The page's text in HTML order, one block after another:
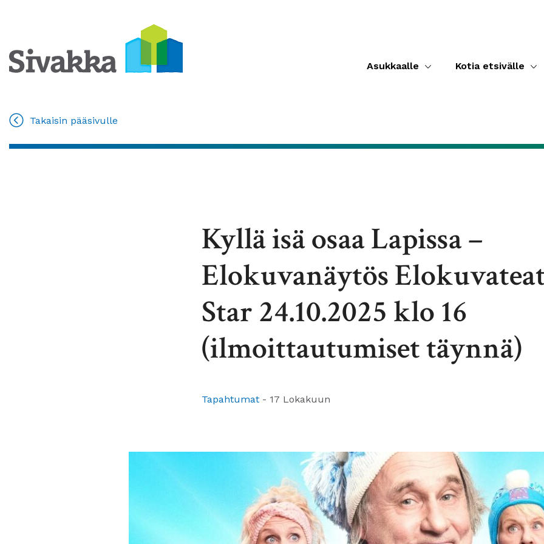
Asukkaalle Kotia etsivälle
Takaisin pääsivulle
Kyllä isä osaa Lapissa –
Elokuvanäytös
Star 24.10.2025 klo 16
(ilmoittautumiset täynnä)
Tapahtumat - 17 Lokakuun